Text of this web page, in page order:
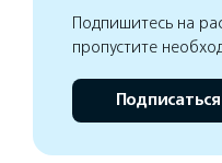
Подпишитесь на
пропустите
Подписаться